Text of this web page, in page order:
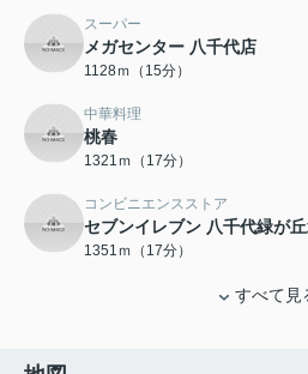
スーパー
メガセンター 八千代店
1128ｍ（15分）
中華料理
桃春
1321ｍ（17分）
コンビニエンスストア
セブンイレブン 八千代緑が
1351ｍ（17分）
すべて見